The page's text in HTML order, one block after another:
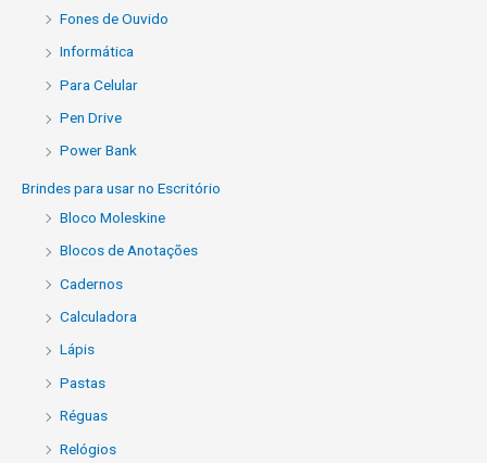
Fones de Ouvido
Informática
Para Celular
Pen Drive
Power Bank
Brindes para usar no Escritório
Bloco Moleskine
Blocos de Anotações
Cadernos
Calculadora
Lápis
Pastas
Réguas
Relógios